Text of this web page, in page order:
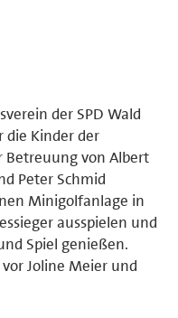
der SPD Wald
die Kinder der
Betreuung von Albert
Peter Schmid
Minigolfanlage in
ausspielen und
Spiel genießen.
Joline Meier und